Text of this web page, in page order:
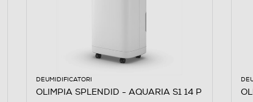
DEUMIDIFICATORI
OLIMPIA SPLENDID - AQUARIA S1 14 P